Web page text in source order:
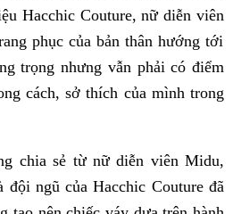
Hacchic Couture, nữ diễn viên
phục của bản thân hướng tới
trọng nhưng vẫn phải có điểm
cách, sở thích của mình trong
chia sẻ từ nữ diễn viên Midu,
ngũ của Hacchic Couture đã